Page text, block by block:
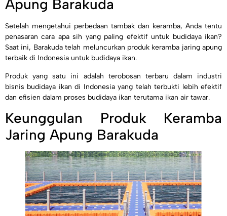
Apung Barakuda
Setelah mengetahui perbedaan tambak dan keramba, Anda tentu
penasaran cara apa sih yang paling efektif untuk budidaya ikan?
Saat ini, Barakuda telah meluncurkan produk keramba jaring apung
terbaik di Indonesia untuk budidaya ikan.
Produk yang satu ini adalah terobosan terbaru dalam industri
bisnis budidaya ikan di Indonesia yang telah terbukti lebih efektif
dan efisien dalam proses budidaya ikan terutama ikan air tawar.
Keunggulan Produk Keramba
Jaring Apung Barakuda